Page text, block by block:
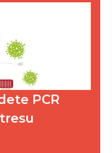
PCR